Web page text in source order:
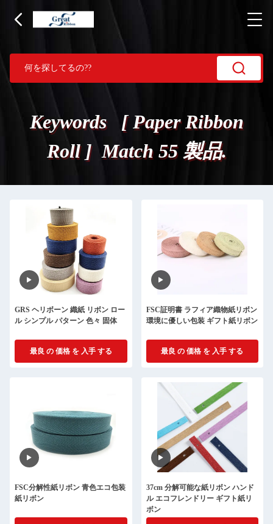
Keywords [ Paper Ribbon
Roll ] Match 55 製品.
GRS ヘリボーン 織紙 リボン ロー
ル シンプル パターン 色々 固体
最良 の 価格 を 入手 する
FSC証明書 ラフィア織物紙リボン
環境に優しい包装 ギフト紙リボン
最良 の 価格 を 入手 する
FSC分解性紙リボン 青色エコ包装
紙リボン
37cm 分解可能な紙リボン ハンド
ル エコフレンドリー ギフト紙リ
ボン